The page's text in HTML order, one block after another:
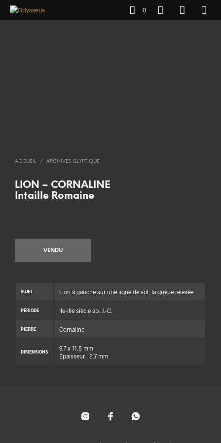
0
ACCUEIL / ARCHIVES GLYPTIQUE
LION – CORNALINE
Intaille Romaine
VENDU
SUJET Lion à gauche sur une ligne de sol, la queue relevée
PÉRIODE IIe-IIIe siècle ap. J.-C.
PIERRE Cornaline
DIMENSIONS
9.7 x 11.5 mm
Épaisseur : 2.7 mm